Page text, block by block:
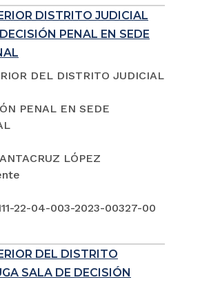
DISTRITO JUDICIAL
PENAL EN SEDE
DEL DISTRITO JUDICIAL
PENAL EN SEDE
LÓPEZ
22-04-003-2023-00327-00
DEL DISTRITO
SALA DE DECISIÓN